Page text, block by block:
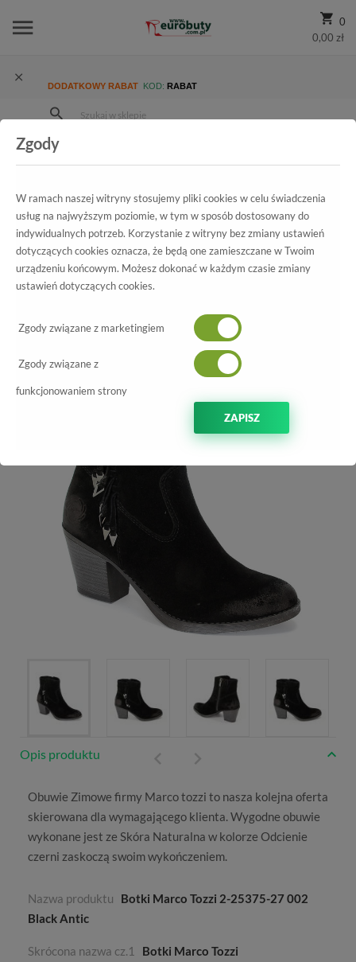
0
0,00 zł
DODATKOWY RABAT KOD: RABAT
Damskie
Trzewiki I Botki
Wszystkie produkty
2-25375-27 002 Black Antic
Opis produktu
Obuwie Zimowe firmy Marco tozzi to nasza kolejna oferta
skierowana dla wymagającego klienta. Wygodne obuwie
wykonane jest ze Skóra Naturalna w kolorze Odcienie
czerni zaskoczą swoim wykończeniem.
Nazwa produktu
Botki Marco Tozzi 2-25375-27 002
Black Antic
Skrócona nazwa cz.1 Botki Marco Tozzi
Zgody
W ramach naszej witryny stosujemy pliki cookies w celu świadczenia
usług na najwyższym poziomie, w tym w sposób dostosowany do
indywidualnych potrzeb. Korzystanie z witryny bez zmiany ustawień
dotyczących cookies oznacza, że będą one zamieszczane w Twoim
urządzeniu końcowym. Możesz dokonać w każdym czasie zmiany
ustawień dotyczących cookies.
Zgody związane z marketingiem
Zgody związane z
funkcjonowaniem strony
ZAPISZ